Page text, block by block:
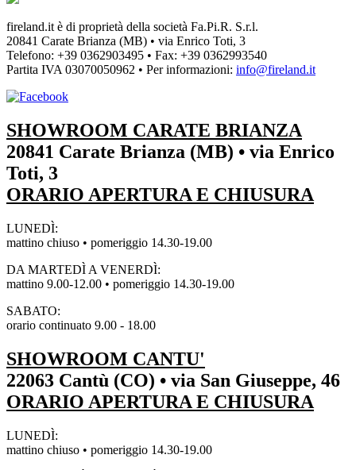
fireland.it è di proprietà della società Fa.Pi.R. S.r.l.
20841 Carate Brianza (MB) • via Enrico Toti, 3
Telefono: +39 0362903495 • Fax: +39 0362993540
Partita IVA03070050962 • Per informazioni: info@fireland.it
SHOWROOM CARATE BRIANZA
20841 Carate Brianza (MB) • via Enrico
Toti, 3
ORARIO APERTURA E CHIUSURA
LUNEDÌ:
mattino chiuso • pomeriggio 14.30-19.00
DA MARTEDÌ A VENERDÌ:
mattino 9.00-12.00 • pomeriggio 14.30-19.00
SABATO:
orario continuato 9.00 - 18.00
SHOWROOM CANTU'
22063 Cantù (CO) • via San Giuseppe, 46
ORARIO APERTURA E CHIUSURA
LUNEDÌ:
mattino chiuso • pomeriggio 14.30-19.00